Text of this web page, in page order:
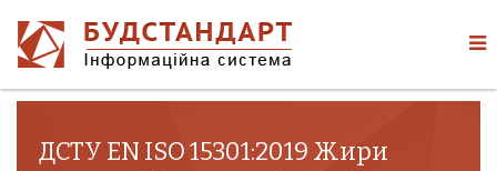
ДСТУ EN ISO 15301:2019 Жири